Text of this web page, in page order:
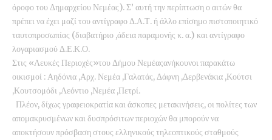
όροφο του Δημαρχείου Νεμέας). Σ’ αυτή την περίπτωση ο αιτών θα
πρέπει να έχει μαζί του αντίγραφο Δ.Α.Τ. ή άλλο επίσημο πιστοποιητικό
ταυτοπροσωπίας (διαβατήριο ,άδεια παραμονής κ. α.) και αντίγραφο
λογαριασμού Δ.Ε.Κ.Ο.
Στις «Λευκές Περιοχές»του Δήμου Νεμέαςανήκουνοι παρακάτω
οικισμοί : Αηδόνια ,Αρχ. Νεμέα ,Γαλατάς, Δάφνη ,Δερβενάκια ,Κούτσι
,Κουτσομόδι ,Λεόντιο ,Νεμέα ,Πετρί.
Πλέον, δίχως γραφειοκρατία και άσκοπες μετακινήσεις, οι πολίτες των
απομακρυσμένων και δυσπρόσιτων περιοχών θα μπορούν να
αποκτήσουν πρόσβαση στους ελληνικούς τηλεοπτικούς σταθμούς